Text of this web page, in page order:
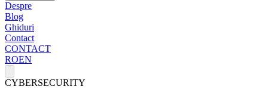
Despre
Blog
Ghiduri
Contact
CONTACT
ROEN
CYBERSECURITY